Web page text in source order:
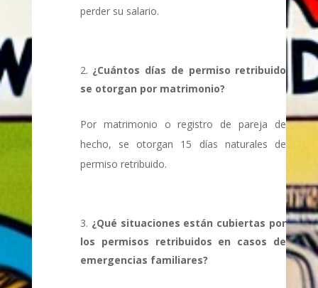
perder su salario.
¿Cuántos días de permiso retribuido
se otorgan por matrimonio?
Por matrimonio o registro de pareja de
hecho, se otorgan 15 días naturales de
permiso retribuido.
¿Qué situaciones están cubiertas por
los permisos retribuidos en casos de
emergencias familiares?